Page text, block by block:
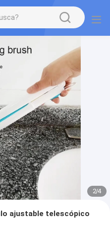
2/4
ajustable telescópico